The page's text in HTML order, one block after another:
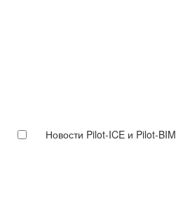
Новости Pilot-ICE и Pilot-BIM